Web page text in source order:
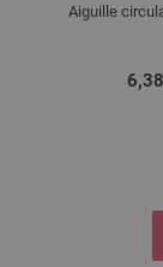
Aiguille